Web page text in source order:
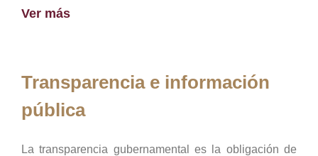
Ver más
Transparencia e información
pública
La transparencia gubernamental es la obligación de